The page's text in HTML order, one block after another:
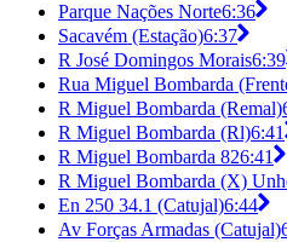
Parque Nações Norte6:36
Sacavém (Estação)6:37
R José Domingos Morais6:39
Rua Miguel Bombarda
R Miguel Bombarda (Remal)
R Miguel Bombarda (Rl)6:41
R Miguel Bombarda 826:41
R Miguel Bombarda (X)
En 250 34.1 (Catujal)6:44
Av Forças Armadas (Catujal)